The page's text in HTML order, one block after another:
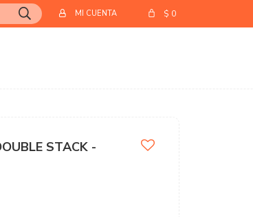
$ 0
STACK -